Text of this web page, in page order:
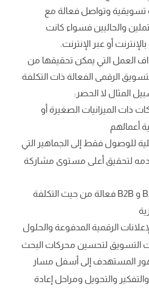
تسويقية وتواصل فعالة مع
والحاليين فسواء كانت
أو عبر الإنترنت.
العمل التي يمكن تحقيقها من
الرقمى الفعالة ذات التكلفة
المثال لا الحصر:
ذات الميزانيات الصغيرة أو
أعمالهم
للوصول فقط إلى الجماهير التي
لتحقيق أعلى مستوى مشاركة
خدمات وحلول تسويق B2C و B2B فعالة من حيث التكلفة
الرقمية المدفوعة والحلول
التسويق لتحسين محركات البحث
المستهدف إلى أسفل مسار
والتحويل ومراحل إعادة